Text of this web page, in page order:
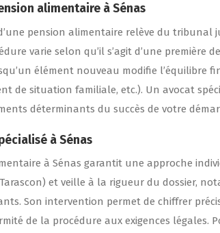
alimentaire à Sénas
pension alimentaire relève du
varie selon qu’il s’agit d’une première
élément nouveau modifie l’équilibre
de situation familiale, etc.). Un avocat
déterminants du succès de votre
à Sénas
à Sénas garantit une approche
et veille à la rigueur du dossier,
Son intervention permet de chiffrer
de la procédure aux exigences légales.